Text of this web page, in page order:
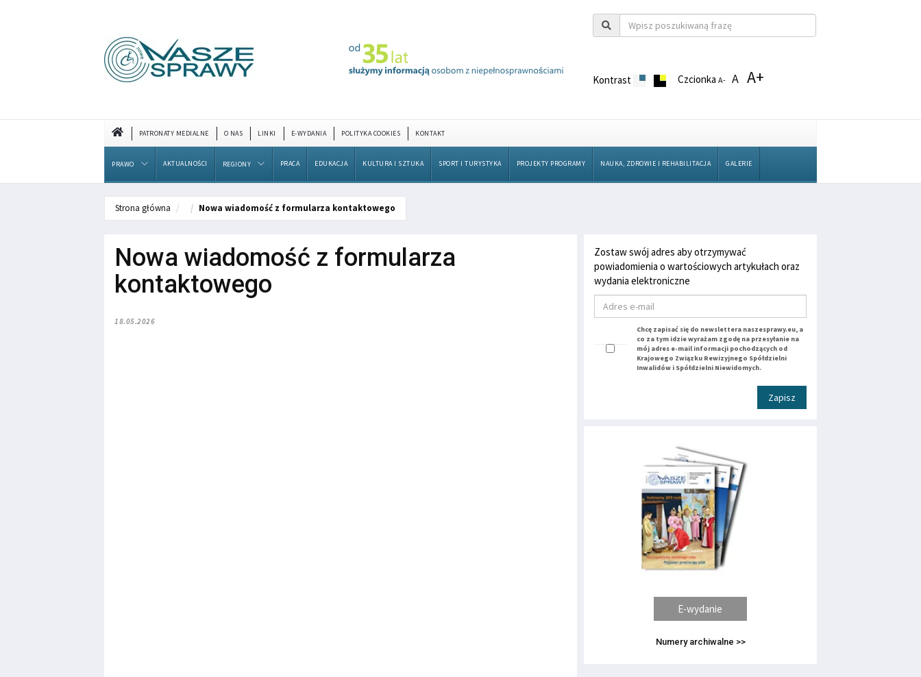
Kontrast CzcionkaA- A A+
PATRONATY MEDIALNE O NAS LINKI E-WYDANIA POLITYKA COOKIES KONTAKT
PRAWO AKTUALNOŚCI REGIONY PRACA EDUKACJA KULTURA I SZTUKA SPORT I TURYSTYKA PROJEKTY PROGRAMY NAUKA, ZDROWIE I REHABILITACJA GALERIE
Strona główna Nowa wiadomość z formularza kontaktowego
Nowa wiadomość z formularza
kontaktowego
18.05.2026
Zostaw swój adres aby otrzymywać
powiadomienia o wartościowych artykułach oraz
wydania elektroniczne
Chcę zapisać się do newslettera naszesprawy.eu, a
co za tym idzie wyrażam zgodę na przesyłanie na
mój adres e-mail informacji pochodzących od
Krajowego Związku Rewizyjnego Spółdzielni
Inwalidów i Spółdzielni Niewidomych.
Zapisz
E-wydanie
Numery archiwalne >>